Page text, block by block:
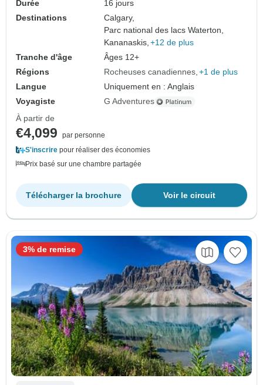
Durée
16 jours
Destinations
Calgary,
Parc national des lacs Waterton,
Kananaskis, +12 de plus
Tranche d'âge
Âges 12+
Régions
Rocheuses canadiennes +1 de plus
Langue
Uniquement en : Anglais
Voyagiste
G Adventures
À partir de
€4,099
par personne
S'inscrire pour réaliser des économies
Prix basé sur une chambre partagée
Voir le circuit
Télécharger la brochure
3% de remise